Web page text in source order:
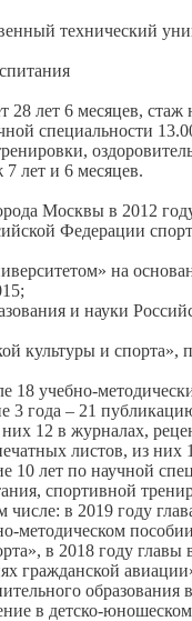
технический
28 лет 6 месяцев, стаж
специальности
лет и 6 месяцев.
Москвы в 2012
Федерации
на
и науки
культуры и
18 учебно-
3 года – 21
12 в журналах,
листов, из них
10 лет по научной
спортивной
в 2019 году
методическом
в 2018 году главы
гражданской
образования
в детско-